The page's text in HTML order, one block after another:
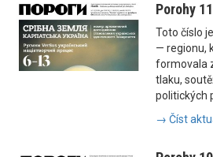
Porohy
Toto číslo
— regionu,
formovala
tlaku,
politických
→ Číst